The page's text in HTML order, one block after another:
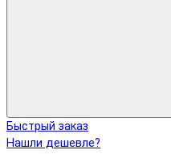
Быстрый заказ
Нашли дешевле?